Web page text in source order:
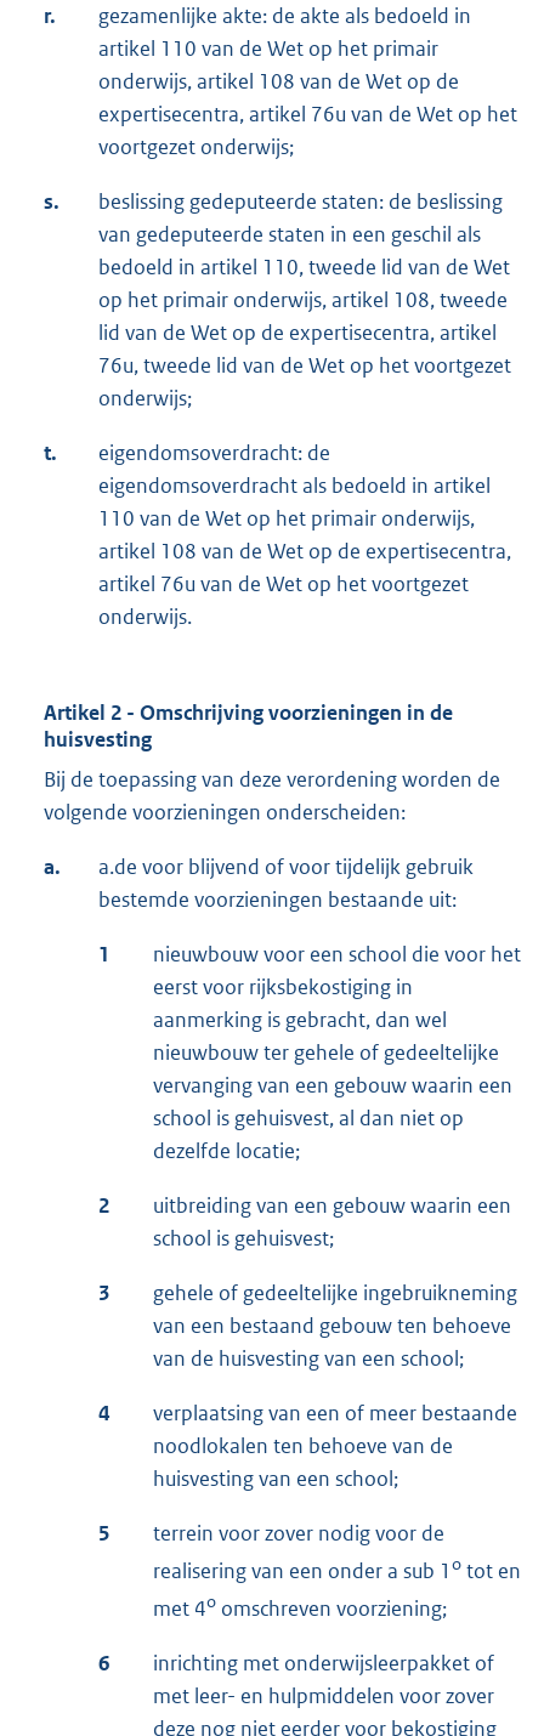
r.
gezamenlijke akte: de akte als bedoeld in
artikel 110 van de Wet op het primair
onderwijs, artikel 108 van de Wet op de
expertisecentra, artikel 76u van de Wet op het
voortgezet onderwijs;
s.
beslissing gedeputeerde staten: de beslissing
van gedeputeerde staten in een geschil als
bedoeld in artikel 110, tweede lid van de Wet
op het primair onderwijs, artikel 108, tweede
lid van de Wet op de expertisecentra, artikel
76u, tweede lid van de Wet op het voortgezet
onderwijs;
t.
eigendomsoverdracht: de
eigendomsoverdracht als bedoeld in artikel
110 van de Wet op het primair onderwijs,
artikel 108 van de Wet op de expertisecentra,
artikel 76u van de Wet op het voortgezet
onderwijs.
Artikel 2 - Omschrijving voorzieningen in de
huisvesting
Bij de toepassing van deze verordening worden de
volgende voorzieningen onderscheiden:
a.
a.de voor blijvend of voor tijdelijk gebruik
bestemde voorzieningen bestaande uit:
1
nieuwbouw voor een school die voor het
eerst voor rijksbekostiging in
aanmerking is gebracht, dan wel
nieuwbouw ter gehele of gedeeltelijke
vervanging van een gebouw waarin een
school is gehuisvest, al dan niet op
dezelfde locatie;
2
uitbreiding van een gebouw waarin een
school is gehuisvest;
3
gehele of gedeeltelijke ingebruikneming
van een bestaand gebouw ten behoeve
van de huisvesting van een school;
4
verplaatsing van een of meer bestaande
noodlokalen ten behoeve van de
huisvesting van een school;
5
terrein voor zover nodig voor de
realisering van een onder a sub 1 o tot en
met 4o omschreven voorziening;
6
inrichting met onderwijsleerpakket of
met leer- en hulpmiddelen voor zover
deze nog niet eerder voor bekostiging